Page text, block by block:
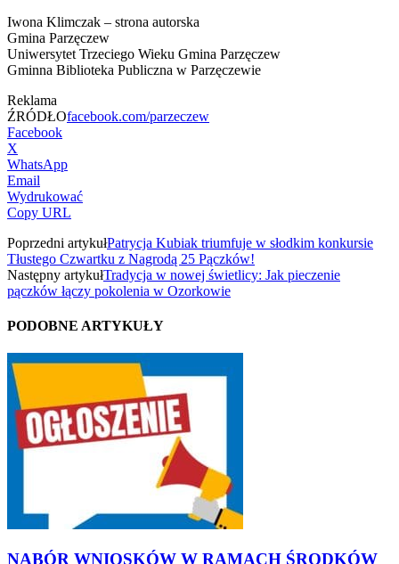
Iwona Klimczak – strona autorska
Gmina Parzęczew
Uniwersytet Trzeciego Wieku Gmina Parzęczew
Gminna Biblioteka Publiczna w Parzęczewie
Reklama
ŹRÓDŁOfacebook.com/parzeczew
Facebook
X
WhatsApp
Email
Wydrukować
Copy URL
Poprzedni artykułPatrycja Kubiak triumfuje w słodkim konkursie
Tłustego Czwartku z Nagrodą 25 Pączków!
Następny artykułTradycja w nowej świetlicy: Jak pieczenie
pączków łączy pokolenia w Ozorkowie
PODOBNE ARTYKUŁY
NABÓR WNIOSKÓW W RAMACH ŚRODKÓW